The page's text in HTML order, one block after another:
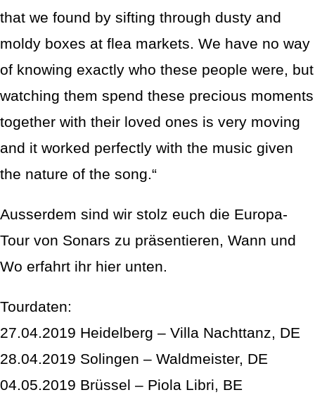
that we found by sifting through dusty and
moldy boxes at flea markets. We have no way
of knowing exactly who these people were, but
watching them spend these precious moments
together with their loved ones is very moving
and it worked perfectly with the music given
the nature of the song.“
Ausserdem sind wir stolz euch die Europa-
Tour von Sonars zu präsentieren, Wann und
Wo erfahrt ihr hier unten.
Tourdaten:
27.04.2019 Heidelberg – Villa Nachttanz, DE
28.04.2019 Solingen – Waldmeister, DE
04.05.2019 Brüssel – Piola Libri, BE